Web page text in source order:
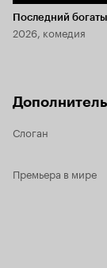
Последний
2026, комедия
Слоган
Премьера в мире